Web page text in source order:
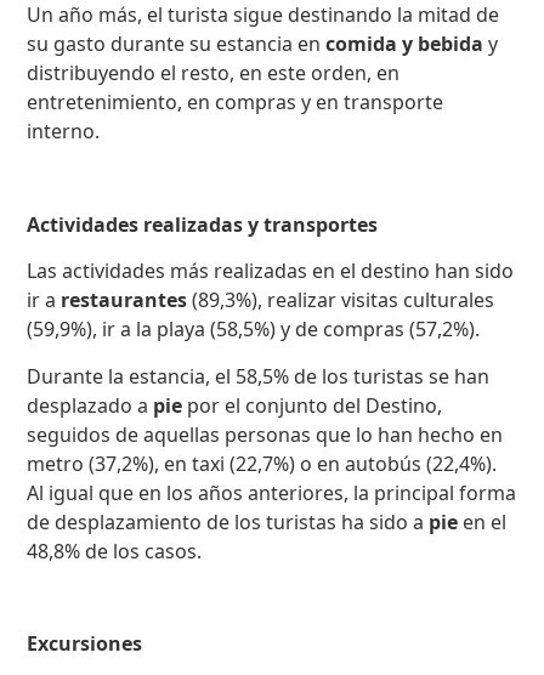
Un año más, el turista sigue destinando la mitad de
su gasto durante su estancia encomida y bebiday
distribuyendo el resto, en este orden, en
entretenimiento, en compras y en transporte
interno.
Actividades realizadas y transportes
Las actividades más realizadas en el destino han sido
ir a restaurantes(89,3%), realizar visitas culturales
(59,9%), ir a la playa (58,5%) y de compras (57,2%).
Durante la estancia, el 58,5% de los turistas se han
desplazado a pie por el conjunto del Destino,
seguidos de aquellas personas que lo han hecho en
metro (37,2%), en taxi (22,7%) o en autobús (22,4%).
Al igual que en los años anteriores, la principal forma
de desplazamiento de los turistas ha sido a pie en el
48,8% de los casos.
Excursiones